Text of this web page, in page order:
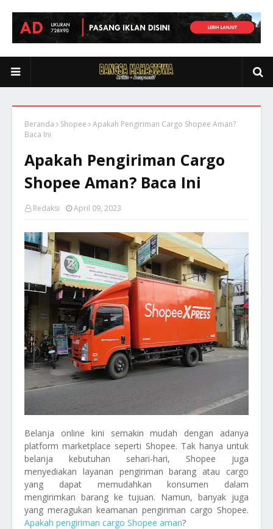
Beranda Shopee
Apakah Pengiriman Cargo Shopee Aman?
Baca Ini
Apakah Pengiriman Cargo
Shopee Aman? Baca Ini
Redaksi April 09, 2023
Belanja online kini semakin mudah dengan adanya
platform marketplace seperti Shopee. Tak hanya untuk
belanja kebutuhan sehari-hari, Shopee juga
menyediakan layanan pengiriman barang atau cargo
yang dapat memudahkan konsumen dalam
mengirimkan barang ke tujuan. Namun, banyak juga
yang meragukan keamanan pengiriman cargo Shopee.
Apakah pengiriman cargo Shopee aman?